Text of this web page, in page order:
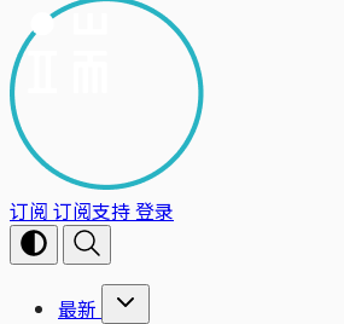
订阅 订阅支持登录
最新